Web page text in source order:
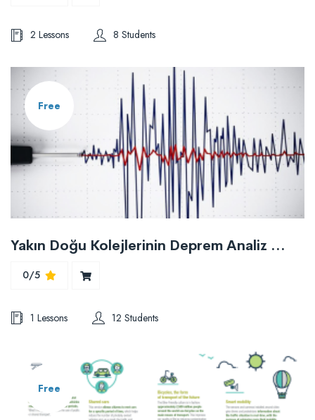
2 Lessons 8 Students
Free
Yakın Doğu Kolejlerinin Deprem Analiz Sonuçlarının Değerlendirilmesi
0/5
1 Lessons 12 Students
Free